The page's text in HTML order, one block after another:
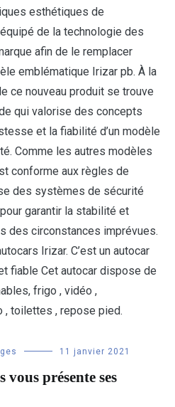
esthétiques de
de la technologie des
afin de le remplacer
emblématique Irizar pb. À la
ce nouveau produit se trouve
qui valorise des concepts
et la fiabilité d’un modèle
Comme les autres modèles
conforme aux règles de
des systèmes de sécurité
garantir la stabilité et
des circonstances imprévues.
Irizar. C’est un autocar
fiable Cet autocar dispose de
frigo , vidéo ,
, toilettes , repose pied.
11 janvier 2021
présente ses